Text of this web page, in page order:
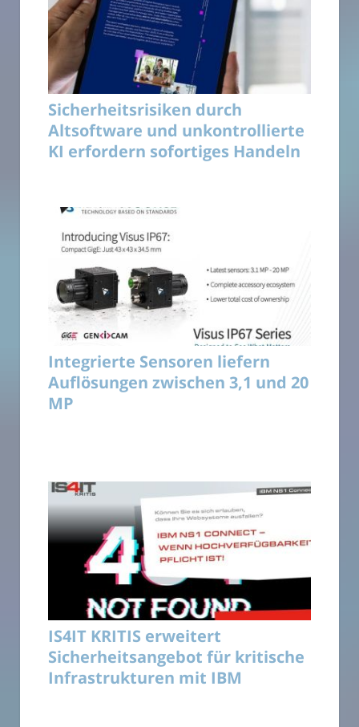
Sicherheitsrisiken durch
Altsoftware und unkontrollierte
KI erfordern sofortiges Handeln
Integrierte Sensoren liefern
Auflösungen zwischen 3,1 und 20
MP
IS4IT KRITIS erweitert
Sicherheitsangebot für kritische
Infrastrukturen mit IBM